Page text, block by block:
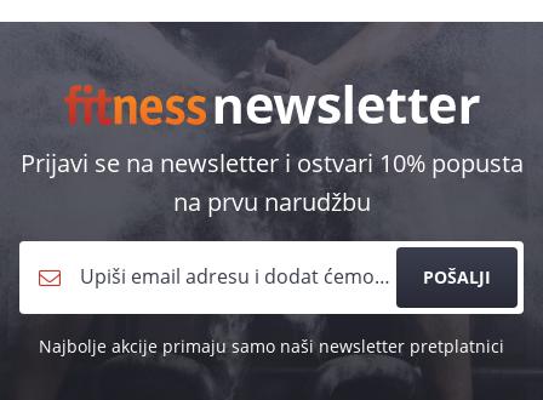
Prijavi se na newsletter i ostvari 10% popusta
na prvu narudžbu
POŠALJI
Najbolje akcije primaju samo naši newsletter pretplatnici